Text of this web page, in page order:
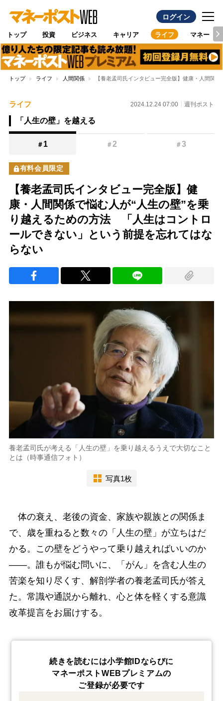
ログイン
トップ 投資 ビジネス キャリア ライフ マネー
トップ ライフ 人間関係 【養老孟司氏インタビュー完全版】健康・人間関
ライフ 2024.12.24 07:00 週刊ポスト
「人生の壁」を越える
＃ 1 ＃2 ＃3
有料会員限定
【養老孟司氏インタビュー完全版】健
康・人間関係で悩む人が“人生の壁”を乗
り越えるための方法 「人生はコントロ
ールできない」という前提を忘れてはな
らない
養老孟司氏が考える「人生の壁」を乗り越えるうえで大切なこと
とは（時事通信フォト）
写真1枚
体の衰え、老後の資金、家族や親族との関係ま
で、歳を重ねると数々の「人生の壁」が立ちはだ
かる。この壁をどうやって乗り越えればいいのか
――。誰もが悩む問いに、「がん」を含む人生の
苦楽を知り尽くす、解剖学者の養老孟司氏が答え
た。常識や通説から離れ、心と体を軽くする意識
改革提言をお届けする。
続きを読むには小学館IDならびに
マネーポストWEBプレミアムの
ご登録が必要です